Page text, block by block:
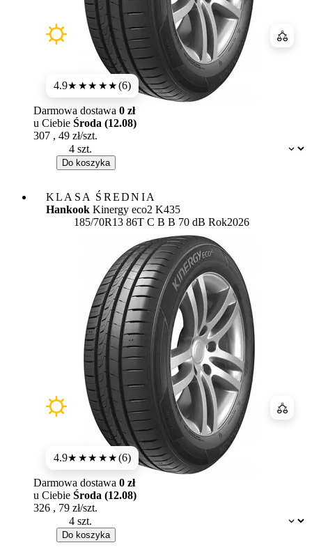
4.9★★★★★(6)
Dostępność:
Darmowa dostawa 0 zł
u Ciebie Środa (12.08)
307 , 49 zł/szt.
Do koszyka
KLASA ŚREDNIA
Hankook Kinergy eco2 K435
185/70R13 86T Etykieta:
C B B 70 dB Rok2026
4.9★★★★★(6)
Dostępność:
Darmowa dostawa 0 zł
u Ciebie Środa (12.08)
326 , 79 zł/szt.
Do koszyka